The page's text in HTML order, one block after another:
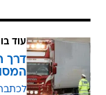
עוד
דרך